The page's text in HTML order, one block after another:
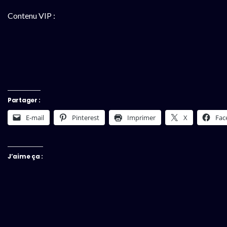
Contenu VIP :
Partager :
E-mail Pinterest Imprimer X
J’aime ça :